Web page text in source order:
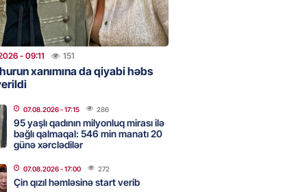
- 12:59 143
traktor minaya düşdü
- 12:09 121
ötən il avqustun 8-nə
idi”
- 09:11 151
xanımına da qiyabi həbs
07.08.2026- 17:15 286
95 yaşlı qadının milyonluq mirası ilə
bağlı qalmaqal: 546 min manatı 20
günə xərclədilər
07.08.2026- 17:00 272
Çin qızıl həmləsinə start verib